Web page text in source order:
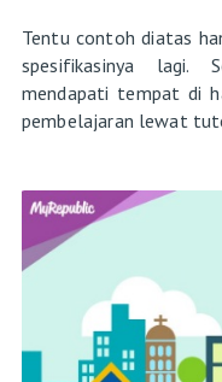
Tentu contoh diatas
spesifikasinya lagi.
mendapati tempat di
pembelajaran lewat